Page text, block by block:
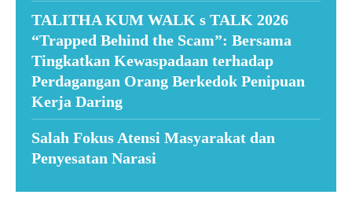
TALITHA KUM WALK s TALK 2026
“Trapped Behind the Scam”: Bersama
Tingkatkan Kewaspadaan terhadap
Perdagangan Orang Berkedok Penipuan
Kerja Daring
Salah Fokus Atensi Masyarakat dan
Penyesatan Narasi